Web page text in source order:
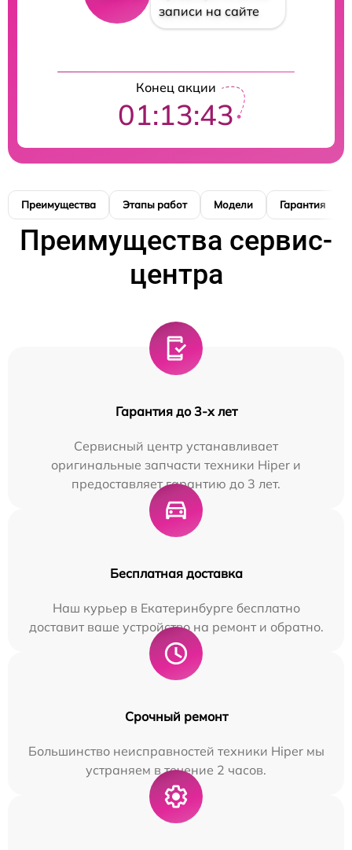
записи на сайте
Конец акции
01:13:42
Преимущества Этапы работ Модели Гарантия
Преимущества сервис-
центра
Гарантия до 3-х лет
Сервисный центр устанавливает
оригинальные запчасти техники Hiper и
предоставляет гарантию до 3 лет.
Бесплатная доставка
Наш курьер в Екатеринбурге бесплатно
доставит ваше устройство на ремонт и обратно.
Срочный ремонт
Большинство неисправностей техники Hiper мы
устраняем в течение 2 часов.